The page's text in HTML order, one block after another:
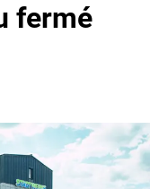
MENÜ
fermé